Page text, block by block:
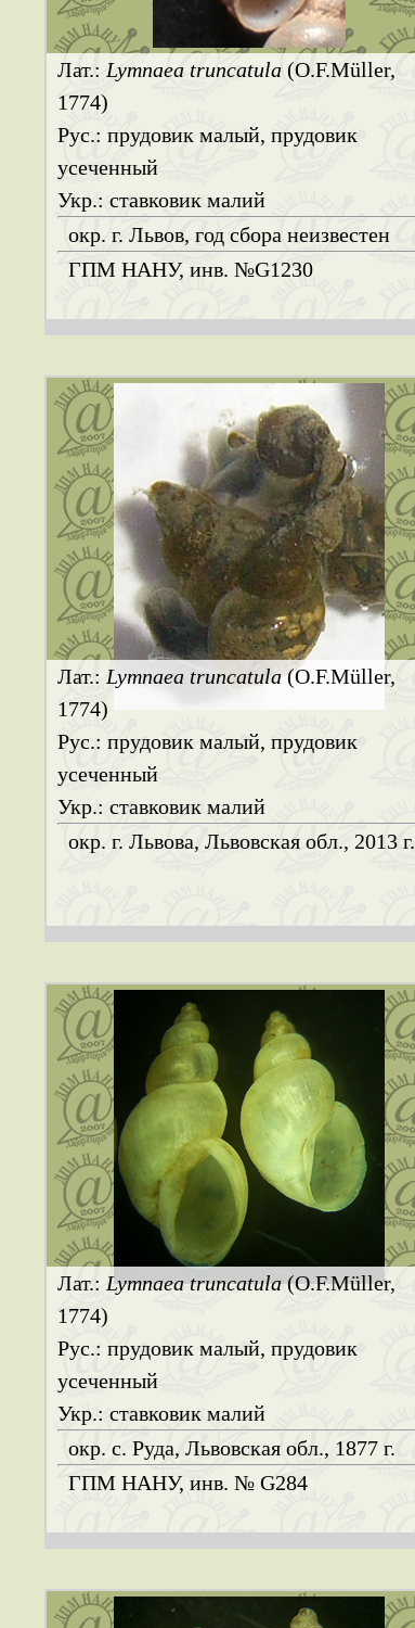
Лат.: Lymnaea truncatula(O.F.Müller,
1774)
Рус.: прудовик малый, прудовик
усеченный
Укр.: ставковик малий
окр. г. Львов, год сбора неизвестен
ГПМ НАНУ, инв. №G1230
Лат.: Lymnaea truncatula(O.F.Müller,
1774)
Рус.: прудовик малый, прудовик
усеченный
Укр.: ставковик малий
окр. г. Львова, Львовская обл., 2013 г.
Лат.: Lymnaea truncatula(O.F.Müller,
1774)
Рус.: прудовик малый, прудовик
усеченный
Укр.: ставковик малий
окр. с. Руда, Львовская обл., 1877 г.
ГПМ НАНУ, инв. № G284